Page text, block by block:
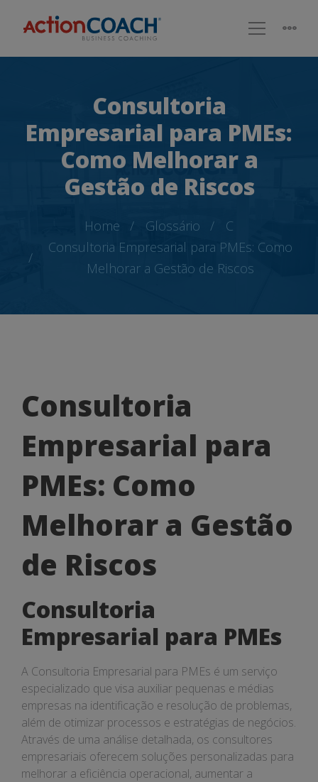
Consultoria
Empresarial para PMEs:
Como Melhorar a
Gestão de Riscos
Home Glossário
C
Consultoria Empresarial para PMEs: Como
Melhorar a Gestão de Riscos
Consultoria
Empresarial
para
PMEs:
Como
Melhorar
a
de
Riscos
Consultoria
Empresarial para
PMEs: Como
Melhorar a Gestão
de Riscos
Consultoria
Empresarial para PMEs
A Consultoria Empresarial para PMEs é um serviço
especializado que visa auxiliar pequenas e médias
empresas na identificação e resolução de problemas,
além de otimizar processos e estratégias de negócios.
Através de uma análise detalhada, os consultores
empresariais oferecem soluções personalizadas para
melhorar a eficiência operacional, aumentar a